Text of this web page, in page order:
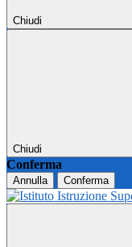
Chiudi
Chiudi
Conferma
Annulla Conferma